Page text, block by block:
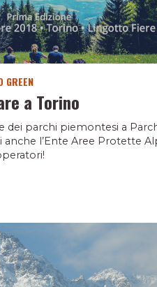
GREEN
a Torino
dei parchi piemontesi a
anche l’Ente Aree Protette